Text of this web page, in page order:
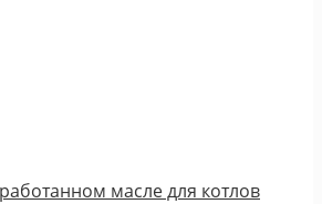
масле для котлов